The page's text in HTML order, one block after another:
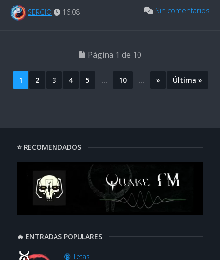
SERGIO 16:08 Sin comentarios
Página 1 de 10
1 2 3 4 5 ... 10 ... » Última »
⭐ RECOMENDADOS
🔥 ENTRADAS POPULARES
🔞 Tetas